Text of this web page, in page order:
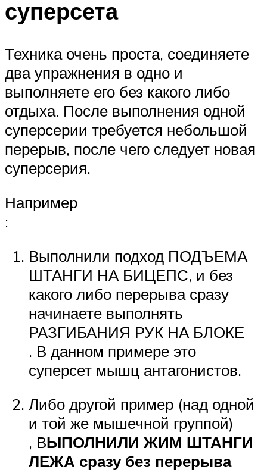
суперсета
Техника очень проста, соединяете
два упражнения в одно и
выполняете его без какого либо
отдыха. После выполнения одной
суперсерии требуется небольшой
перерыв, после чего следует новая
суперсерия.
Например
:
Выполнили подход ПОДЪЕМА
ШТАНГИ НА БИЦЕПС, и без
какого либо перерыва сразу
начинаете выполнять
РАЗГИБАНИЯ РУК НА БЛОКЕ
. В данном примере это
суперсет мышц антагонистов.
Либо другой пример (над одной
и той же мышечной группой)
, ВЫПОЛНИЛИ ЖИМ ШТАНГИ
ЛЕЖА сразу без перерыва